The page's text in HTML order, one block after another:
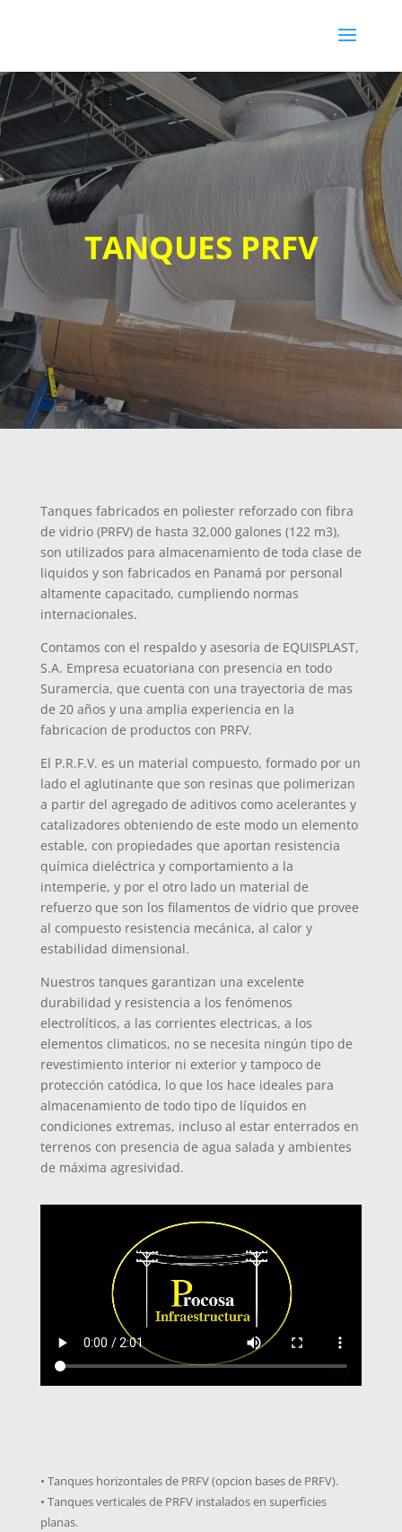
TANQUES PRFV
Tanques fabricados en poliester reforzado con fibra
de vidrio (PRFV) de hasta 32,000 galones (122 m3),
son utilizados para almacenamiento de toda clase de
liquidos y son fabricados en Panamá por personal
altamente capacitado, cumpliendo normas
internacionales.
Contamos con el respaldo y asesoria de EQUISPLAST,
S.A. Empresa ecuatoriana con presencia en todo
Suramercia, que cuenta con una trayectoria de mas
de 20 años y una amplia experiencia en la
fabricacion de productos con PRFV.
El P.R.F.V. es un material compuesto, formado por un
lado el aglutinante que son resinas que polimerizan
a partir del agregado de aditivos como acelerantes y
catalizadores obteniendo de este modo un elemento
estable, con propiedades que aportan resistencia
química dieléctrica y comportamiento a la
intemperie, y por el otro lado un material de
refuerzo que son los filamentos de vidrio que provee
al compuesto resistencia mecánica, al calor y
estabilidad dimensional.
Nuestros tanques garantizan una excelente
durabilidad y resistencia a los fenómenos
electrolíticos, a las corrientes electricas, a los
elementos climaticos, no se necesita ningún tipo de
revestimiento interior ni exterior y tampoco de
protección catódica, lo que los hace ideales para
almacenamiento de todo tipo de líquidos en
condiciones extremas, incluso al estar enterrados en
terrenos con presencia de agua salada y ambientes
de máxima agresividad.
• Tanques horizontales de PRFV (opcion bases de PRFV).
• Tanques verticales de PRFV instalados en superficies
planas.